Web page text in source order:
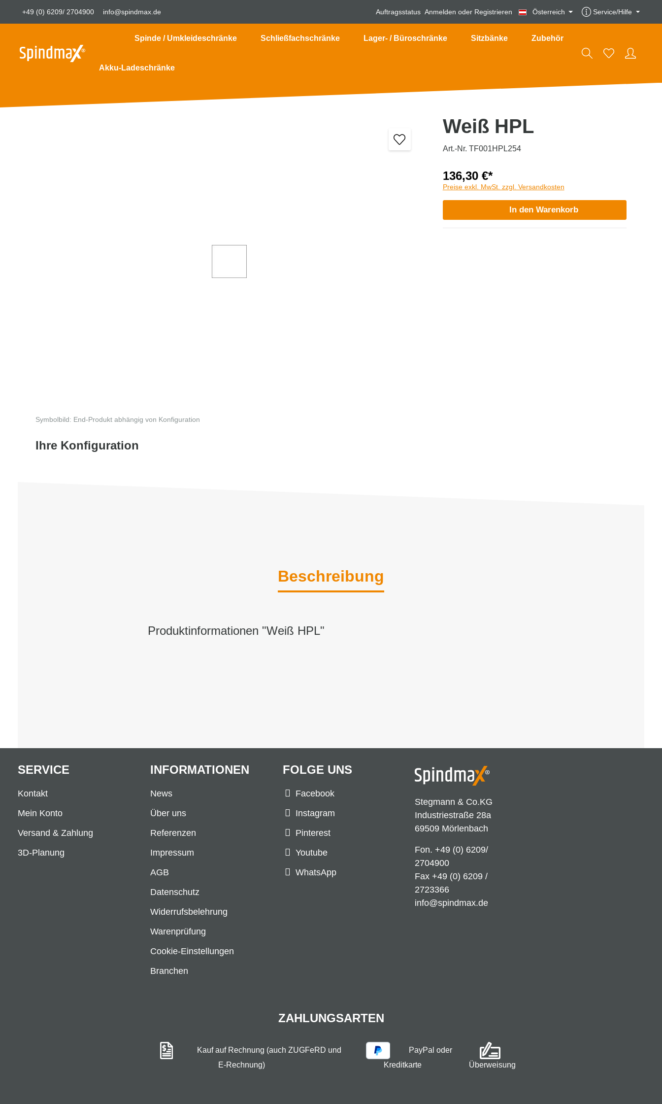
+49 (0) 6209/ 2704900 info@spindmax.de Auftragsstatus Anmelden oder Registrieren Österreich Service/Hilfe
Spinde / Umkleideschränke Schließfachschränke Lager- / Büroschränke Sitzbänke Zubehör
Akku-Ladeschränke
Symbolbild: End-Produkt abhängig von Konfiguration
Ihre Konfiguration
Weiß HPL
Art.-Nr. TF001HPL254
136,30 €*
Preise exkl. MwSt. zzgl. Versandkosten
In den Warenkorb
Beschreibung
Produktinformationen "Weiß HPL"
Stegmann & Co.KG
Industriestraße 28a
69509 Mörlenbach
Fon. +49 (0) 6209/
2704900
Fax +49 (0) 6209 /
2723366
info@spindmax.de
FOLGE UNS
Facebook
Instagram
Pinterest
Youtube
WhatsApp
SERVICE
Kontakt
Mein Konto
Versand & Zahlung
3D-Planung
INFORMATIONEN
News
Über uns
Referenzen
Impressum
AGB
Datenschutz
Widerrufsbelehrung
Warenprüfung
Cookie-Einstellungen
Branchen
ZAHLUNGSARTEN
Kauf auf Rechnung (auch ZUGFeRD und
E-Rechnung)
PayPal oder
Kreditkarte
Überweisung